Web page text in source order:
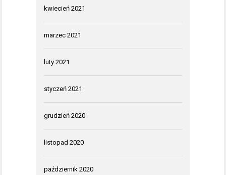
kwiecień 2021
marzec 2021
luty 2021
styczeń 2021
grudzień 2020
listopad 2020
październik 2020